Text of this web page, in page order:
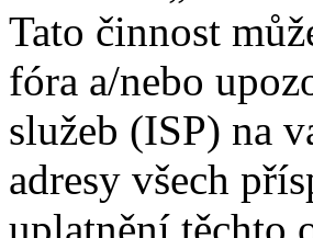
Tato činnost
fóra a/nebo
služeb (ISP) na
adresy všech